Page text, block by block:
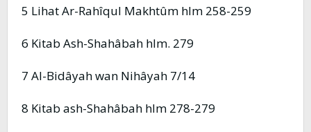
5 Lihat Ar-Rahîqul Makhtûm hlm 258-259
6 Kitab Ash-Shahâbah hlm. 279
7 Al-Bidâyah wan Nihâyah 7/14
8 Kitab ash-Shahâbah hlm 278-279